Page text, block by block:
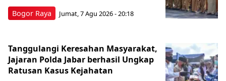
Bogor Raya Jumat, 7 Agu 2026 - 20:18
Tanggulangi Keresahan Masyarakat,
Jajaran Polda Jabar berhasil Ungkap
Ratusan Kasus Kejahatan